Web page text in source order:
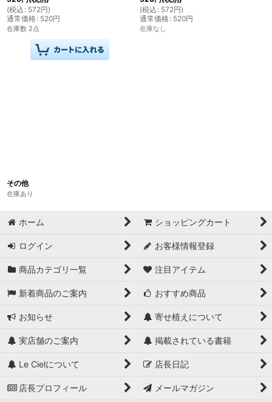
(税込 : 572円)
通常価格: 520円
在庫数 2点
(税込 : 572円)
通常価格: 520円
在庫なし
その他
在庫あり
ホーム ショッピングカート
ログイン お客様情報登録
商品カテゴリ一覧 注目アイテム
新着商品のご案内 おすすめ商品
お知らせ 寄せ植えについて
実店舗のご案内 掲載されている書籍
Le Cielについて 店長日記
店長プロフィール メールマガジン